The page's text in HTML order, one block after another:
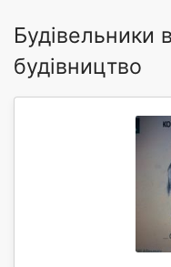
Будівельники
будівництво